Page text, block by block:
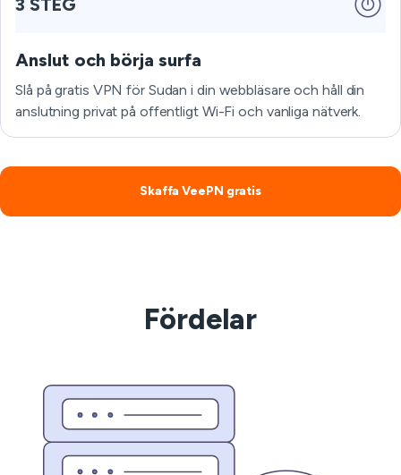
3 STEG
Anslut och börja surfa
Slå på gratis VPN för Sudan i din webbläsare och håll din
anslutning privat på offentligt Wi-Fi och vanliga nätverk.
Skaffa VeePN gratis
Fördelar